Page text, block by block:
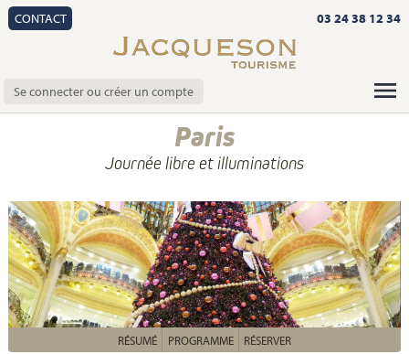
CONTACT 03 24 38 12 34
Se connecter ou créer un compte
Paris
Journée libre et illuminations
RÉSUMÉ PROGRAMME RÉSERVER